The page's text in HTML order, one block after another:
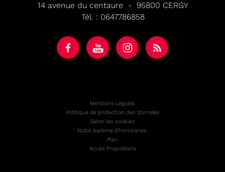
14 avenue du centaure - 95800 CERGY
Tél. : 0647786858
Mentions Légales
Politique de protection des données
Gérer les cookies
Notre barème d'honoraires
Plan
Accès Propriétaire